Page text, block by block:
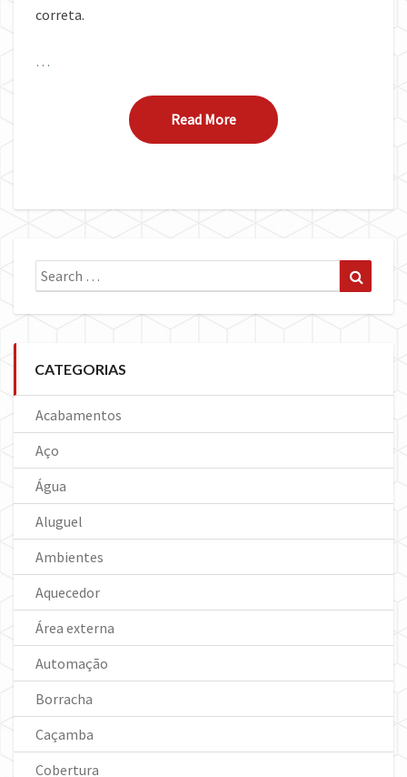
correta.
…
Read MoreRead More
Search
for:
CATEGORIAS
Acabamentos
Aço
Água
Aluguel
Ambientes
Aquecedor
Área externa
Automação
Borracha
Caçamba
Cobertura